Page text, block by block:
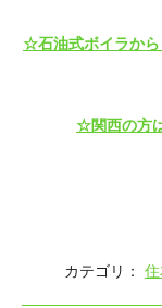
☆石油式ボイラから
☆関西の方
カテゴリ：